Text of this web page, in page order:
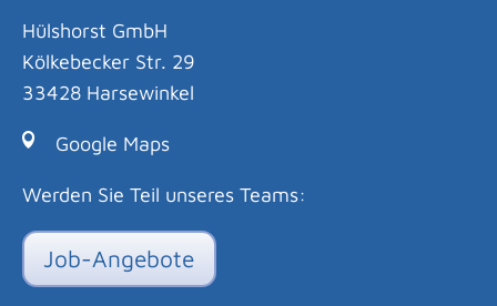
Hülshorst GmbH
Kölkebecker Str. 29
33428 Harsewinkel
Google Maps
Werden Sie Teil unseres Teams:
Job-Angebote